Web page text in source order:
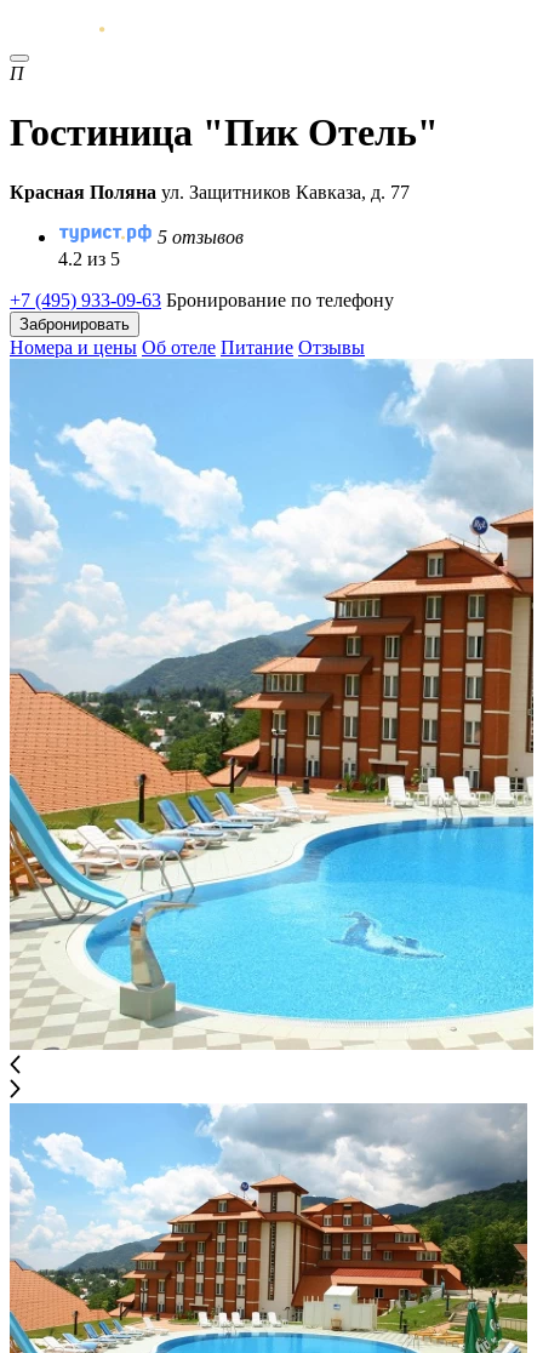
П
Гостиница "Пик Отель"
Красная Поляна ул. Защитников Кавказа, д. 77
5 отзывов
4.2 из 5
+7 (495) 933-09-63 Бронирование по телефону
Забронировать
Номера и цены Об отеле Питание Отзывы